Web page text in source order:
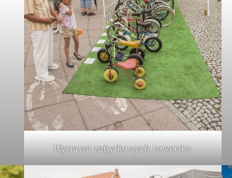
Wystawa zabytkowych rowerów.